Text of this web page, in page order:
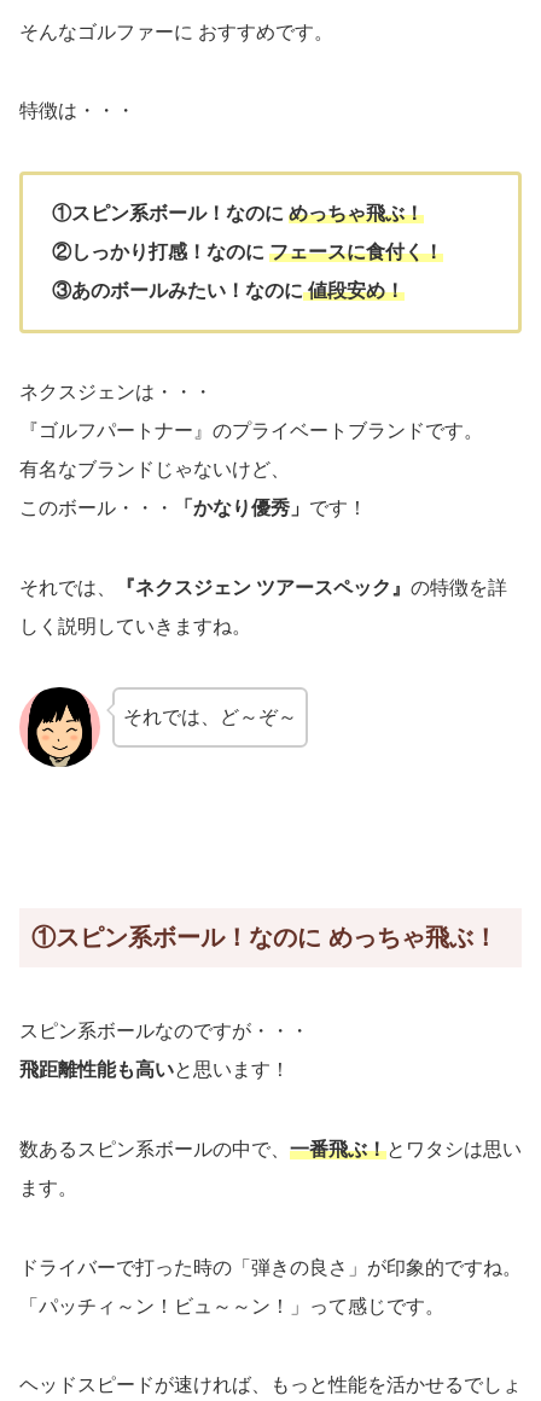
そんなゴルファーに おすすめです。
特徴は・・・
①スピン系ボール！なのに めっちゃ飛ぶ！
②しっかり打感！なのに フェースに食付く！
③あのボールみたい！なのに値段安め！
ネクスジェンは・・・
『ゴルフパートナー』のプライベートブランドです。
有名なブランドじゃないけど、
このボール・・・
「かなり優秀」 です！
それでは、 『ネクスジェン ツアースペック』 の特徴を詳
しく説明していきますね。
それでは、ど～ぞ～
①スピン系ボール！なのに めっちゃ飛ぶ！
スピン系ボールなのですが・・・
飛距離性能も高いと思います！
数あるスピン系ボールの中で、 一番飛ぶ！とワタシは思い
ます。
ドライバーで打った時の「弾きの良さ」が印象的ですね。
「パッチィ～ン！ビュ～～ン！」って感じです。
ヘッドスピードが速ければ、もっと性能を活かせるでしょ